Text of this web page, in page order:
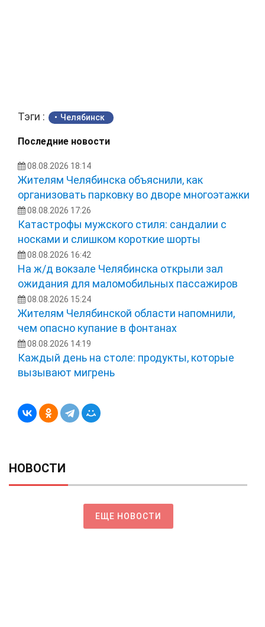
Тэги : Челябинск
Последние новости
08.08.2026 18:14
Жителям Челябинска объяснили, как
организовать парковку во дворе многоэтажки
08.08.2026 17:26
Катастрофы мужского стиля: сандалии с
носками и слишком короткие шорты
08.08.2026 16:42
На ж/д вокзале Челябинска открыли зал
ожидания для маломобильных пассажиров
08.08.2026 15:24
Жителям Челябинской области напомнили,
чем опасно купание в фонтанах
08.08.2026 14:19
Каждый день на столе: продукты, которые
вызывают мигрень
НОВОСТИ
ЕЩЕ НОВОСТИ